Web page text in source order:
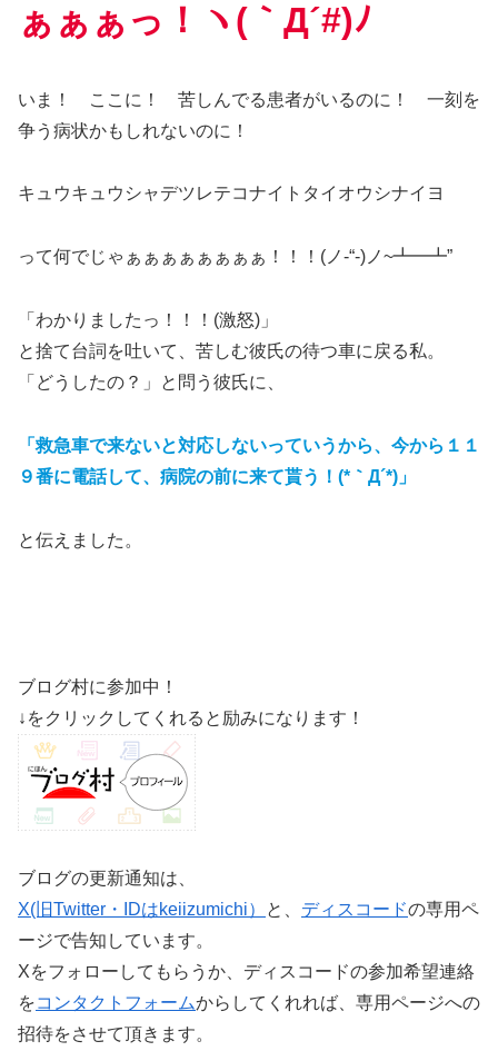
ぁぁぁっ！ヽ(｀Д´#)ﾉ
いま！ ここに！ 苦しんでる患者がいるのに！ 一刻を
争う病状かもしれないのに！
キュウキュウシャデツレテコナイトタイオウシナイヨ
って何でじゃぁぁぁぁぁぁぁぁ！！！(ノ-“-)ノ~┻━┻”
「わかりましたっ！！！(激怒)」
と捨て台詞を吐いて、苦しむ彼氏の待つ車に戻る私。
「どうしたの？」と問う彼氏に、
「救急車で来ないと対応しないっていうから、今から１１
９番に電話して、病院の前に来て貰う！(*｀Д´*)」
と伝えました。
ブログ村に参加中！
↓をクリックしてくれると励みになります！
ブログの更新通知は、
X(旧Twitter・IDはkeiizumichi）
と、 ディスコードの専用ペ
ージで告知しています。
Xをフォローしてもらうか、ディスコードの参加希望連絡
をコンタクトフォームからしてくれれば、専用ページへの
招待をさせて頂きます。